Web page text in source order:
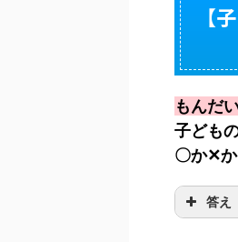
【
もんだ
子ども
〇か✕か
答え